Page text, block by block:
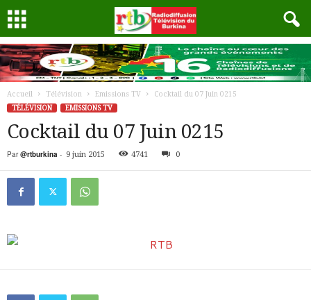
Accueil Télévision Emissions TV
Cocktail du 07 Juin 0215
TÉLÉVISION
EMISSIONS TV
Cocktail du 07 Juin 0215
Par @rtburkina - 9 juin 2015 4741 0